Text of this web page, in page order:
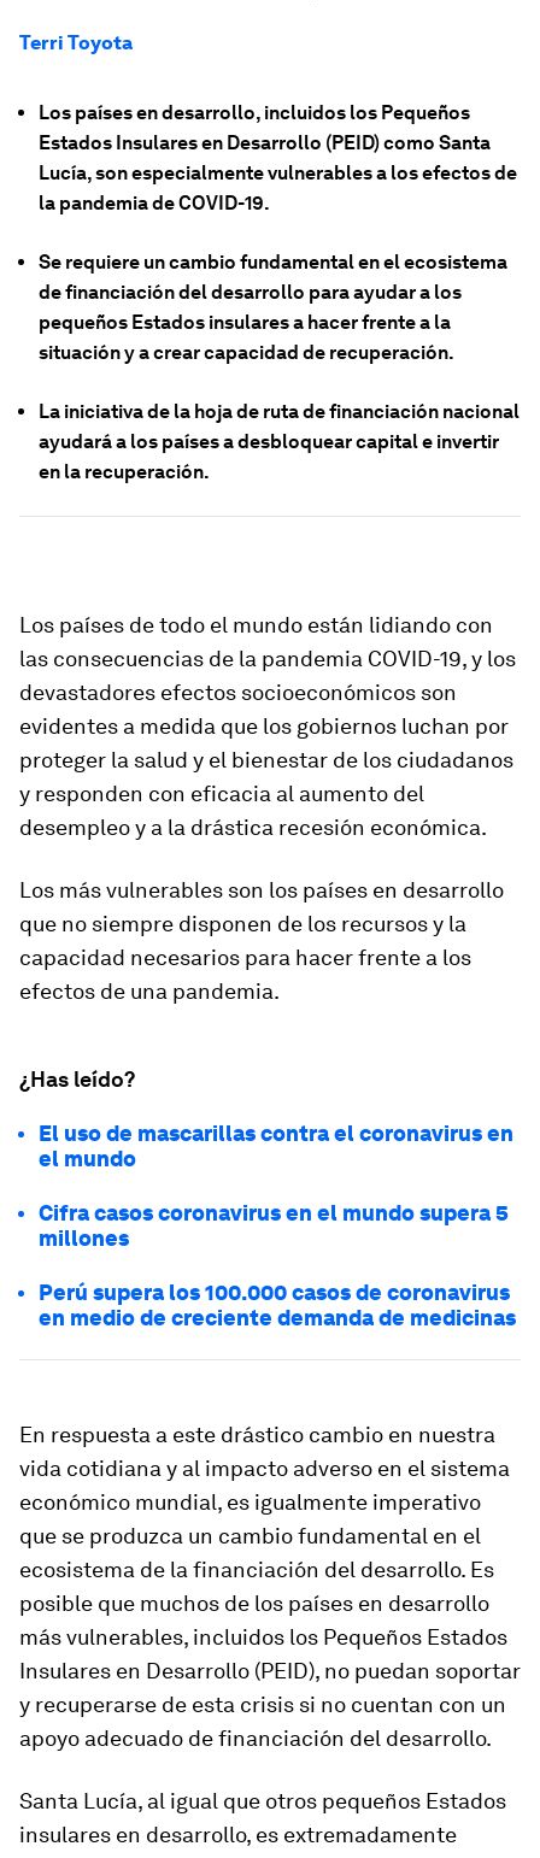
Terri Toyota
Los países en desarrollo, incluidos los Pequeños
Estados Insulares en Desarrollo (PEID) como Santa
Lucía, son especialmente vulnerables a los efectos de
la pandemia de COVID-19.
Se requiere un cambio fundamental en el ecosistema
de financiación del desarrollo para ayudar a los
pequeños Estados insulares a hacer frente a la
situación y a crear capacidad de recuperación.
La iniciativa de la hoja de ruta de financiación nacional
ayudará a los países a desbloquear capital e invertir
en la recuperación.
Los países de todo el mundo están lidiando con
las consecuencias de la pandemia COVID-19, y los
devastadores efectos socioeconómicos son
evidentes a medida que los gobiernos luchan por
proteger la salud y el bienestar de los ciudadanos
y responden con eficacia al aumento del
desempleo y a la drástica recesión económica.
Los más vulnerables son los países en desarrollo
que no siempre disponen de los recursos y la
capacidad necesarios para hacer frente a los
efectos de una pandemia.
¿Has leído?
El uso de mascarillas contra el coronavirus en
el mundo
Cifra casos coronavirus en el mundo supera 5
millones
Perú supera los 100.000 casos de coronavirus
en medio de creciente demanda de medicinas
En respuesta a este drástico cambio en nuestra
vida cotidiana y al impacto adverso en el sistema
económico mundial, es igualmente imperativo
que se produzca un cambio fundamental en el
ecosistema de la financiación del desarrollo. Es
posible que muchos de los países en desarrollo
más vulnerables, incluidos los Pequeños Estados
Insulares en Desarrollo (PEID), no puedan soportar
y recuperarse de esta crisis si no cuentan con un
apoyo adecuado de financiación del desarrollo.
Santa Lucía, al igual que otros pequeños Estados
insulares en desarrollo, es extremadamente